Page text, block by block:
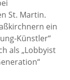
St. Martin.
ein
Künstler“
als „Lobbyist